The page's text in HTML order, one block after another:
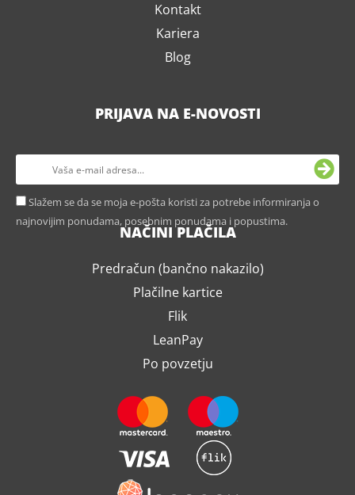
Kontakt
Kariera
Blog
PRIJAVA NA E-NOVOSTI
Slažem se da se moja e-pošta koristi za potrebe informiranja o
najnovijim ponudama, posebnim ponudama i popustima.
NAČINI PLAČILA
Predračun (bančno nakazilo)
Plačilne kartice
Flik
LeanPay
Po povzetju